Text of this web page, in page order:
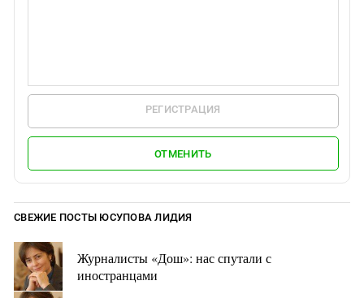
РЕГИСТРАЦИЯ
ОТМЕНИТЬ
СВЕЖИЕ ПОСТЫ ЮСУПОВА ЛИДИЯ
Журналисты «Дош»: нас спутали с
иностранцами